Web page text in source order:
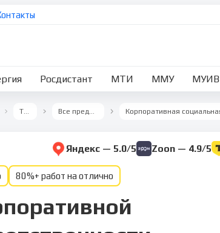
Росдистант МТИ ММУ МУИВ
Тест Все предметы
Яндекс — 5.0/5 Zoon — 4.9/5
80%+ работ на отлично